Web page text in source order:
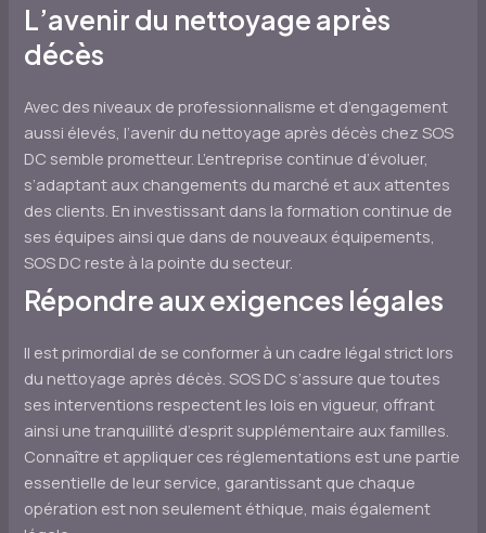
L’avenir du nettoyage après
décès
Avec des niveaux de professionnalisme et d’engagement
aussi élevés, l’avenir du nettoyage après décès chez SOS
DC semble prometteur. L’entreprise continue d’évoluer,
s’adaptant aux changements du marché et aux attentes
des clients. En investissant dans la formation continue de
ses équipes ainsi que dans de nouveaux équipements,
SOS DC reste à la pointe du secteur.
Répondre aux exigences légales
Il est primordial de se conformer à un cadre légal strict lors
du nettoyage après décès. SOS DC s’assure que toutes
ses interventions respectent les lois en vigueur, offrant
ainsi une tranquillité d’esprit supplémentaire aux familles.
Connaître et appliquer ces réglementations est une partie
essentielle de leur service, garantissant que chaque
opération est non seulement éthique, mais également